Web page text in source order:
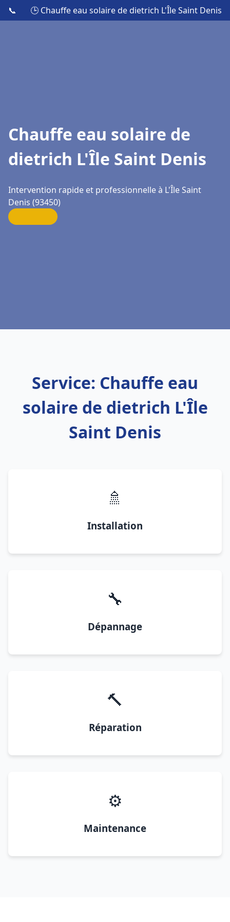
📞 🕒 Chauffe eau solaire de dietrich L'Île Saint Denis
Chauffe eau solaire de
dietrich L'Île Saint Denis
Intervention rapide et professionnelle à L'Île Saint
Denis (93450)
Service: Chauffe eau
solaire de dietrich L'Île
Saint Denis
🚿
Installation
🔧
Dépannage
🔨
Réparation
⚙️
Maintenance